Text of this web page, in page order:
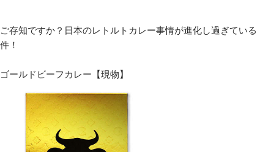
ご存知ですか？日本のレトルトカレー事情が進化し過ぎている
件！
ゴールドビーフカレー【現物】